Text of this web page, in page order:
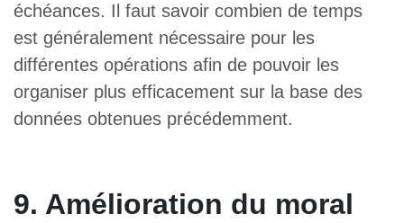
échéances. Il faut savoir combien de temps
est généralement nécessaire pour les
différentes opérations afin de pouvoir les
organiser plus efficacement sur la base des
données obtenues précédemment.
9. Amélioration du moral